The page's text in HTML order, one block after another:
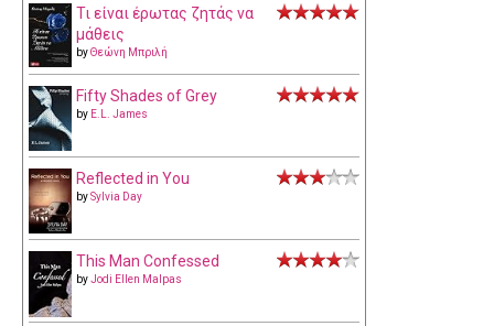
Τι είναι έρωτας ζητάς να
μάθεις
byΘεώνη Μπριλή
Fifty Shades of Grey
by E.L. James
Reflected in You
bySylvia Day
This Man Confessed
byJodi Ellen Malpas